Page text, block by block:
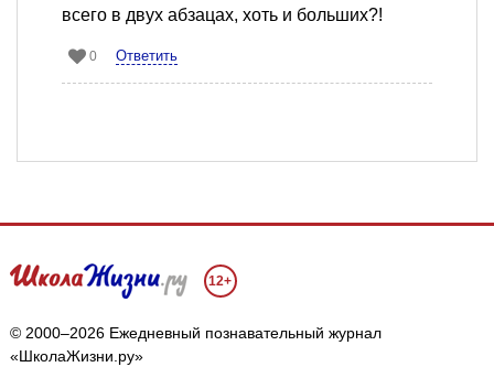
всего в двух абзацах, хоть и больших?!
0 Ответить
12+
© 2000–2026 Ежедневный познавательный журнал
«ШколаЖизни.ру»